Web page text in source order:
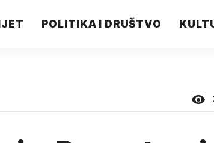
POLITIKA I DRUŠTVO